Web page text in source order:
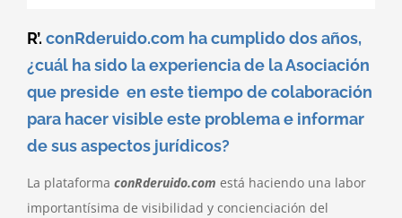
R’. conRderuido.com ha cumplido dos años,
¿cuál ha sido la experiencia de la Asociación
que preside en este tiempo de colaboración
para hacer visible este problema e informar
de sus aspectos jurídicos?
La plataforma conRderuido.com está haciendo una labor
importantísima de visibilidad y concienciación del